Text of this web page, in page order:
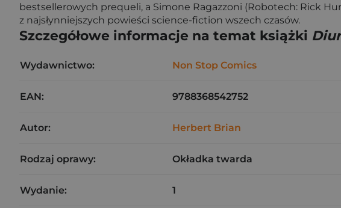
bestsellerowych prequeli, a Simone Ragazzoni (Robotech: Rick
z najsłynniejszych powieści science-fiction wszech czasów.
Szczegółowe informacje na temat książki
Wydawnictwo: Non Stop Comics
EAN: 9788368542752
Autor: Herbert Brian
Rodzaj oprawy: Okładka twarda
Wydanie: 1